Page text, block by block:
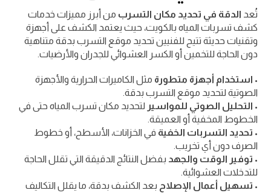
تُعد الدقة في تحديد مكان التسرب من أبرز مميزات خدمات
كشف تسربات المياه بالكويت، حيث يعتمد الكشف على أجهزة
وتقنيات حديثة تتيح للفنيين تحديد موقع التسرب بدقة متناهية
دون الحاجة للتخمين أو الكسر العشوائي للجدران والأرضيات.
• استخدام أجهزة متطورة مثل الكاميرات الحرارية والأجهزة
الصوتية لتحديد موقع التسرب بدقة.
• التحليل الصوتي للمواسير لتحديد مكان تسرب المياه حتى في
الخطوط المخفية أو العميقة.
• تحديد التسربات الخفية في الخزانات، الأسطح، أو خطوط
الصرف دون أي تخريب.
• توفير الوقت والجهد بفضل النتائج الدقيقة التي تقلل الحاجة
للتدخلات العشوائية.
• تسهيل أعمال الإصلاح بعد الكشف بدقة، ما يقلل التكاليف